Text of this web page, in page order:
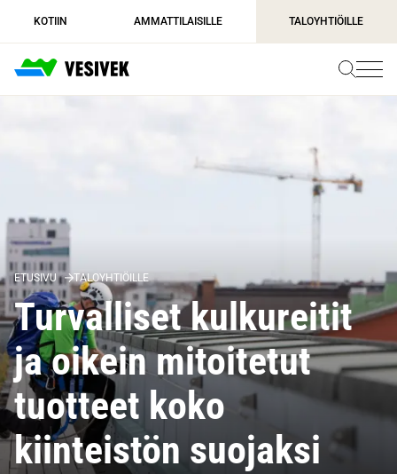
sisältöön
KOTIIN AMMATTILAISILLE TALOYHTIÖILLE
ETUSIVU TALOYHTIÖILLE
Turvalliset kulkureitit
ja oikein mitoitetut
tuotteet koko
kiinteistön suojaksi